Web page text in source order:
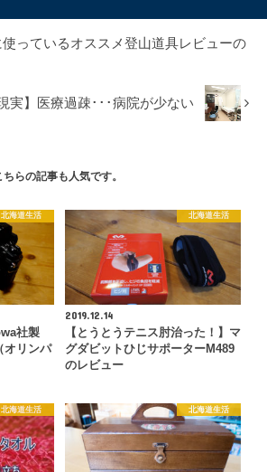
っているオススメ登山道具レビューの
実】医療過疎･･･病院が少ない
ちらの記事も人気です。
北海道生活
社製
オリンパ
北海道生活
2019.12.14
【とうとうテニス肘治った！】マ
グダビットひじサポーターM489
のレビュー
北海道生活 北海道生活